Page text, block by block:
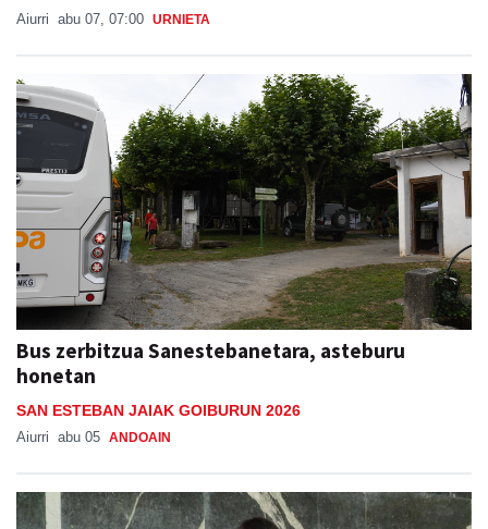
Aiurri abu 07, 07:00 URNIETA
Bus zerbitzua Sanestebanetara, asteburu
honetan
SAN ESTEBAN JAIAK GOIBURUN 2026
Aiurri abu 05 ANDOAIN